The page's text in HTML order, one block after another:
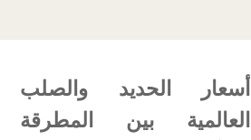
أسعار الحديد والصلب
العالمية بين المطرقة